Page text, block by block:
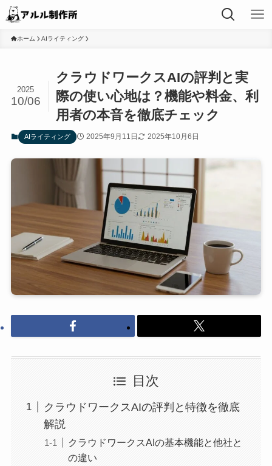
ホーム AIライティング
クラウドワークスAIの評判と実
際の使い心地は？機能や料金、利
用者の本音を徹底チェック
2025
10/06
AIライティング 2025年9月11日 2025年10月6日
目次
クラウドワークスAIの評判と特徴を徹底
解説
クラウドワークスAIの基本機能と他社と
の違い